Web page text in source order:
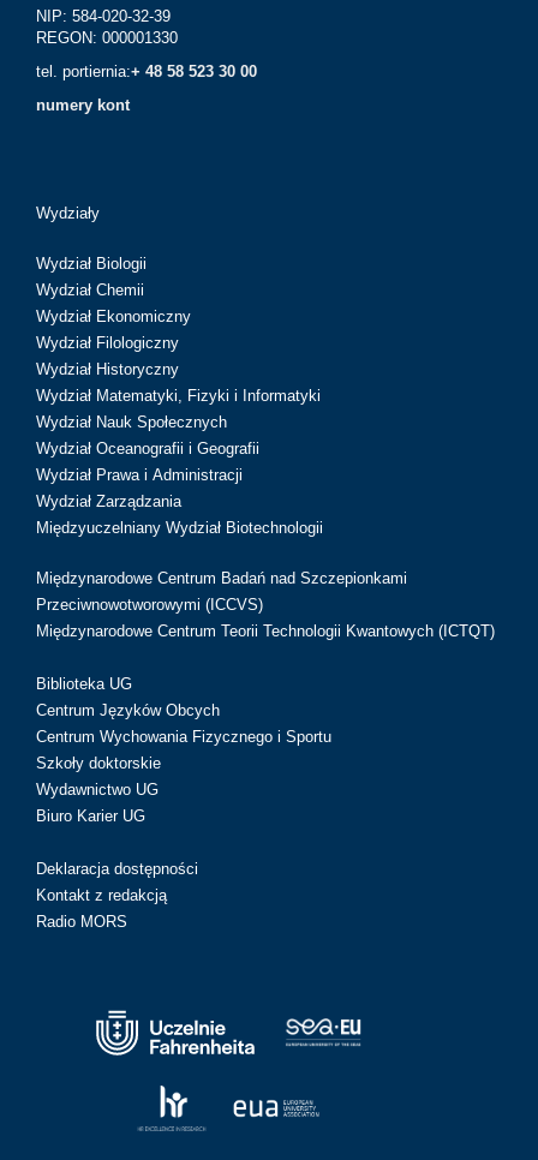
NIP: 584-020-32-39
REGON: 000001330
tel. portiernia:+ 48 58 523 30 00
numery kont
Wydziały
Wydział Biologii
Wydział Chemii
Wydział Ekonomiczny
Wydział Filologiczny
Wydział Historyczny
Wydział Matematyki, Fizyki i Informatyki
Wydział Nauk Społecznych
Wydział Oceanografii i Geografii
Wydział Prawa i Administracji
Wydział Zarządzania
Międzyuczelniany Wydział Biotechnologii
Międzynarodowe Centrum Badań nad Szczepionkami
Przeciwnowotworowymi (ICCVS)
Międzynarodowe Centrum Teorii Technologii Kwantowych (ICTQT)
Biblioteka UG
Centrum Języków Obcych
Centrum Wychowania Fizycznego i Sportu
Szkoły doktorskie
Wydawnictwo UG
Biuro Karier UG
Deklaracja dostępności
Kontakt z redakcją
Radio MORS